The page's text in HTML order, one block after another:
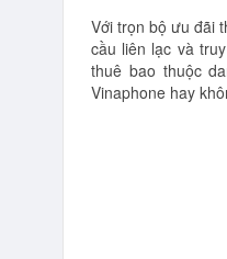
Với trọn bộ ưu đãi
cầu liên lạc và
thuê bao thuộc
Vinaphone hay